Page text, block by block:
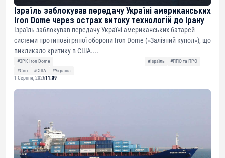
Ізраїль заблокував передачу Україні американських
Iron Dome через острах витоку технологій до Ірану
Ізраїль заблокував передачу Україні американських батарей
системи протиповітряної оборони Iron Dome («Залізний купол»), що
викликало критику в США....
#ЗРК Iron Dome #Ізраїль
#ППО та ПРО
#Світ
#США
#Україна
1 Серпня, 202611:39